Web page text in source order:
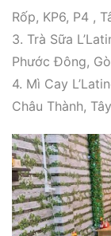
Rốp, KP6, P4 ,
3. Trà Sữa
Phước Đông,
4. Mì Cay
Châu Thành,